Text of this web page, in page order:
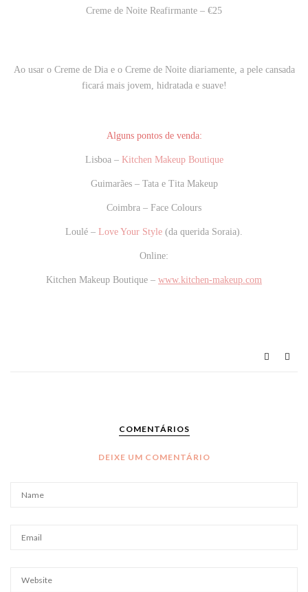
Creme de Noite Reafirmante – €25
Ao usar o Creme de Dia e o Creme de Noite diariamente, a pele cansada
ficará mais jovem, hidratada e suave!
Alguns pontos de venda:
Lisboa – Kitchen Makeup Boutique
Guimarães – Tata e Tita Makeup
Coimbra – Face Colours
Loulé – Love Your Style (da querida Soraia).
Online:
Kitchen Makeup Boutique – www.kitchen-makeup.com
COMENTÁRIOS
DEIXE UM COMENTÁRIO